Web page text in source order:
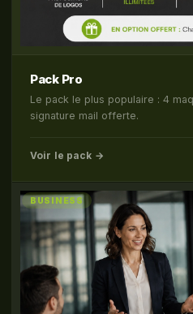
Pack Pro
Le pack le plus populaire : 4
signature mail offerte.
Voir le pack →
BUSINESS